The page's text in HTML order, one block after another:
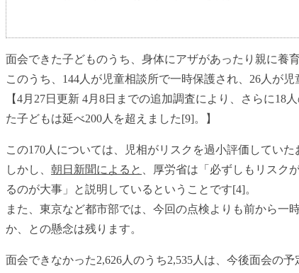
面会できた子どものうち、身体にアザがあったり親に養
このうち、144人が児童相談所で一時保護され、26人が
【4月27日更新 4月8日までの追加調査により、さらに
た子どもは延べ200人を超えました[9]。】
この170人については、児相がリスクを過小評価していた
しかし、 朝日新聞によると
、厚労省は「必ずしもリス
るのが大事」と説明しているということです[4]。
また、東京など都市部では、今回の点検よりも前から
か、との懸念は残ります。
面会できなかった2,626人のうち2,535人は、今後面会の